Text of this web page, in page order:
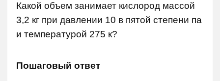
Какой объем занимает кислород массой
3,2 кг при давлении 10 в пятой степени па
и температурой 275 к?
Пошаговый ответ